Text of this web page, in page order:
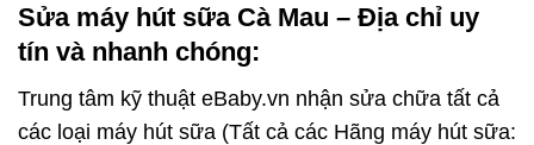
Sửa máy hút sữa Cà Mau – Địa chỉ uy
tín và nhanh chóng:
Trung tâm kỹ thuật eBaby.vn nhận sửa chữa tất cả
các loại máy hút sữa (Tất cả các Hãng máy hút sữa: